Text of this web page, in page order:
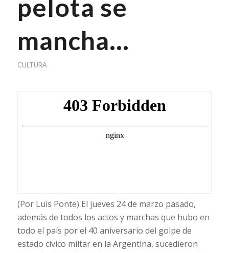
pelota se
mancha…
CULTURA
(Por Luis Ponte) El jueves 24 de marzo pasado,
además de todos los actos y marchas que hubo en
todo el país por el 40 aniversario del golpe de
estado cívico miltar en la Argentina, sucedieron